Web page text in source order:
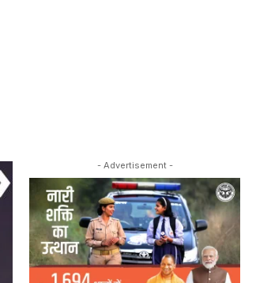
- Advertisement -